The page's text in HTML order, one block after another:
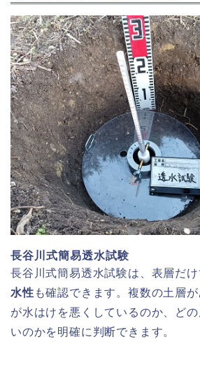
長谷川式簡易透水試験
長谷川式簡易透水試験は、表層だ
水性 も確認できます。複数の土層
が水はけを悪くしているのか、ど
いのかを明確に判断できます。